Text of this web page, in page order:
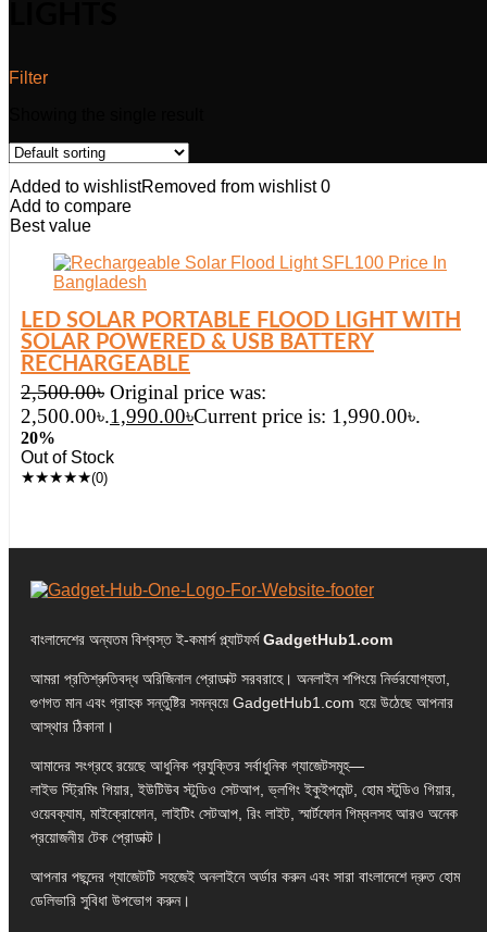
Filter
Added to wishlistRemoved from wishlist 0
Add to compare
Best value
LED SOLAR PORTABLE FLOOD LIGHT WITH
SOLAR POWERED & USB BATTERY
RECHARGEABLE
2,500.00৳ Original price was:
2,500.00৳.1,990.00৳Current price is: 1,990.00৳.
20%
Out of Stock
★★★★★(0)
বাংলাদেশের অন্যতম বিশ্বস্ত ই-কমার্স প্ল্যাটফর্মGadgetHub1.com
আমরা প্রতিশ্রুতিবদ্ধ অরিজিনাল প্রোডাক্ট সরবরাহে। অনলাইন শপিংয়ে নির্ভরযোগ্যতা,
গুণগত মান এবং গ্রাহক সন্তুষ্টির সমন্বয়ে GadgetHub1.com হয়ে উঠেছে আপনার
আস্থার ঠিকানা।
আমাদের সংগ্রহে রয়েছে আধুনিক প্রযুক্তির সর্বাধুনিক গ্যাজেটসমূহ—
লাইভ স্ট্রিমিং গিয়ার, ইউটিউব স্টুডিও সেটআপ, ভ্লগিং ইকুইপমেন্ট, হোম স্টুডিও গিয়ার,
ওয়েবক্যাম, মাইক্রোফোন, লাইটিং সেটআপ, রিং লাইট, স্মার্টফোন গিম্বলসহ আরও অনেক
প্রয়োজনীয় টেক প্রোডাক্ট।
আপনার পছন্দের গ্যাজেটটি সহজেই অনলাইনে অর্ডার করুন এবং সারা বাংলাদেশে দ্রুত হোম
ডেলিভারি সুবিধা উপভোগ করুন।